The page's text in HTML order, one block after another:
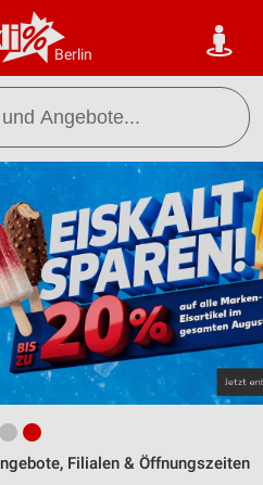
Berlin
Filialen & Öffnungszeiten